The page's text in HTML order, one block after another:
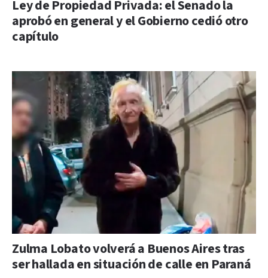
Ley de Propiedad Privada: el Senado la
aprobó en general y el Gobierno cedió otro
capítulo
Zulma Lobato volverá a Buenos Aires tras
ser hallada en situación de calle en Paraná